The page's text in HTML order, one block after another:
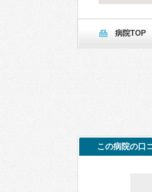
病院TOP
この病院の口